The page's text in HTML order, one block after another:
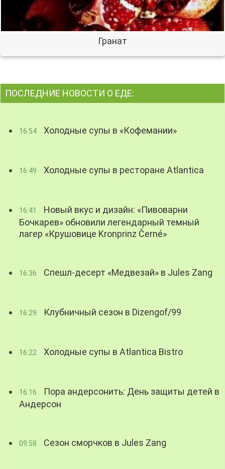
Гранат
ПОСЛЕДНИЕ НОВОСТИ О ЕДЕ:
16:54 Холодные супы в «Кофемании»
16:49 Холодные супы в ресторане Atlantica
16:41
Новый вкус и дизайн: «Пивоварни
Бочкарев» обновили легендарный темный
лагер «Крушовице Kronprinz Černé»
16:36 Спешл-десерт «Медвезай» в Jules Zang
16:29 Клубничный сезон в Dizengof/99
16:22 Холодные супы в Atlantica Bistro
16:16
Пора андерсонить: День защиты детей в
Андерсон
09:58 Сезон сморчков в Jules Zang